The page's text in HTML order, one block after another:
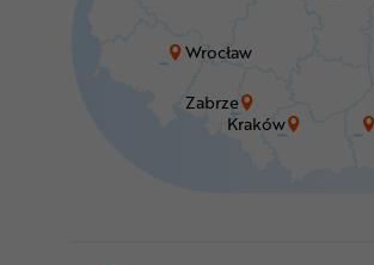
Kraków
Wrocław
Zabrze